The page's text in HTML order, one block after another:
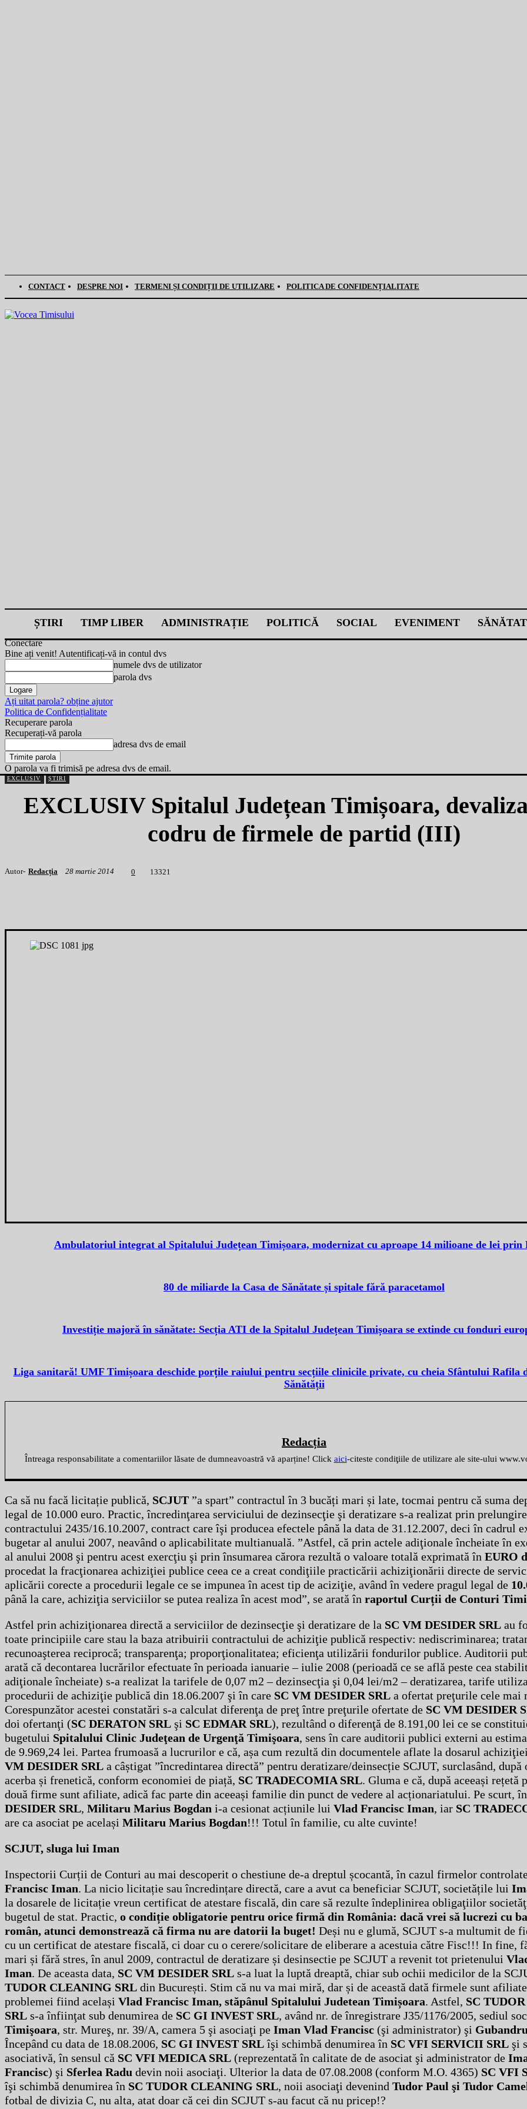
CONTACT DESPRE NOI TERMENI ȘI CONDIȚII DE UTILIZARE POLITICA DE CONFIDENȚIALITATE
ȘTIRI TIMP LIBER ADMINISTRAȚIE POLITICĂ SOCIAL EVENIMENT
Conectare
Bine ați venit! Autentificați-vă in contul dvs
numele dvs de utilizator
parola dvs
Ați uitat parola? obține ajutor
Politica de Confidențialitate
Recuperare parola
Recuperați-vă parola
adresa dvs de email
O parola va fi trimisă pe adresa dvs de email.
EXCLUSIV ȘTIRI
EXCLUSIV Spitalul Județean Timișoara,
codru de firmele de partid (III)
Autor- Redacția 28 martie 2014 0 1 3321
Ambulatoriul integrat al Spitalului Județean Timișoara, modernizat cu aproape 14 milioane de lei prin
80 de miliarde la Casa de Sănătate și spitale fără paracetamol
Investiție majoră în sănătate: Secția ATI de la Spitalul Județean Timișoara se extinde cu fonduri
Liga sanitară! UMF Timișoara deschide porțile raiului pentru secțiile clinicile private, cu cheia Sfântului Rafila
Sănătății
Redacția
Întreaga responsabilitate a comentariilor lăsate de dumneavoastră vă aparține! Click aici-citeste condiţiile de utilizare ale site-ului
Ca să nu facă licitație publică, SCJUT ”a spart” contractul în 3 bucăți mari și late, tocmai pentru că suma
legal de 10.000 euro. Practic, încredinţarea serviciului de dezinsecţie şi deratizare s-a realizat prin
contractului 2435/16.10.2007, contract care îşi producea efectele până la data de 31.12.2007, deci în cadrul
bugetar al anului 2007, neavând o aplicabilitate multianuală. ”Astfel, că prin actele adiţionale încheiate în
al anului 2008 şi pentru acest exercţiu şi prin însumarea cărora rezultă o valoare totală exprimată în EURO
procedat la fracţionarea achiziţiei publice ceea ce a creat condiţiile practicării achiziţionării directe de
aplicării corecte a procedurii legale ce se impunea în acest tip de aciziţie, având în vedere pragul legal de
până la care, achiziţia serviciilor se putea realiza în acest mod”, se arată în raportul Curții de Conturi
Astfel prin achiziţionarea directă a serviciilor de dezinsecţie şi deratizare de la SC VM DESIDER SRL au
toate principiile care stau la baza atribuirii contractului de achiziţie publică respectiv: nediscriminarea;
recunoaşterea reciprocă; transparenţa; proporţionalitatea; eficienţa utilizării fondurilor publice. Auditorii
arată că decontarea lucrărilor efectuate în perioada ianuarie – iulie 2008 (perioadă ce se află peste cea
adiţionale încheiate) s-a realizat la tarifele de 0,07 m2 – dezinsecţia şi 0,04 lei/m2 – deratizarea, tarife
procedurii de achiziţie publică din 18.06.2007 şi în care SC VM DESIDER SRL a ofertat preţurile cele mai
Corespunzător acestei constatări s-a calculat diferenţa de preţ între preţurile ofertate de SC VM DESIDER
doi ofertanţi (SC DERATON SRL şi SC EDMAR SRL), rezultând o diferenţă de 8.191,00 lei ce se
bugetului Spitalului Clinic Judeţean de Urgenţă Timişoara, sens în care auditorii publici externi au
de 9.969,24 lei. Partea frumoasă a lucrurilor e că, așa cum rezultă din documentele aflate la dosarul
VM DESIDER SRL a câștigat ”încredintarea directă” pentru deratizare/deinsecție SCJUT, surclasând,
acerba și frenetică, conform economiei de piață, SC TRADECOMIA SRL. Gluma e că, după aceeași rețetă
două firme sunt afiliate, adică fac parte din aceeași familie din punct de vedere al acționariatului. Pe scurt, în
DESIDER SRL, Militaru Marius Bogdan i-a cesionat acțiunile lui Vlad Francisc Iman, iar SC
are ca asociat pe același Militaru Marius Bogdan!!! Totul în familie, cu alte cuvinte!
SCJUT, sluga lui Iman
Inspectorii Curții de Conturi au mai descoperit o chestiune de-a dreptul școcantă, în cazul firmelor
Francisc Iman. La nicio licitație sau încredințare directă, care a avut ca beneficiar SCJUT, societățile lui
la dosarele de licitație vreun certificat de atestare fiscală, din care să rezulte îndeplinirea obligaţiilor
bugetul de stat. Practic, o condiție obligatorie pentru orice firmă din România: dacă vrei să lucrezi cu
român, atunci demonstrează că firma nu are datorii la buget! Deși nu e glumă, SCJUT s-a multumit de
cu un certificat de atestare fiscală, ci doar cu o cerere/solicitare de eliberare a acestuia către Fisc!!! In fine,
mari și fără stres, în anul 2009, contractul de deratizare și desinsectie pe SCJUT a revenit tot prietenului
Iman. De aceasta data, SC VM DESIDER SRL s-a luat la luptă dreaptă, chiar sub ochii medicilor de la
TUDOR CLEANING SRL din București. Stim că nu va mai miră, dar și de această dată firmele sunt
problemei fiind același Vlad Francisc Iman, stăpânul Spitalului Judetean Timișoara. Astfel, SC
SRL s-a înfiinţat sub denumirea de SC GI INVEST SRL, având nr. de înregistrare J35/1176/2005, sediul
Timişoara, str. Mureş, nr. 39/A, camera 5 şi asociaţi pe Iman Vlad Francisc (şi administrator) şi
Începând cu data de 18.08.2006, SC GI INVEST SRLîşi schimbă denumirea în SC VFI SERVICII SRL şi
asociativă, în sensul că SC VFI MEDICA SRL (reprezentată în calitate de de asociat şi administrator de
Francisc) şi Sferlea Radu devin noii asociaţi. Ulterior la data de 07.08.2008 (conform M.O. 4365) SC VFI
îşi schimbă denumirea în SC TUDOR CLEANING SRL, noii asociaţi devenind Tudor Paul şi Tudor
fotbal de divizia C, nu alta, atat doar că cei din SCJUT s-au facut că nu pricep!?